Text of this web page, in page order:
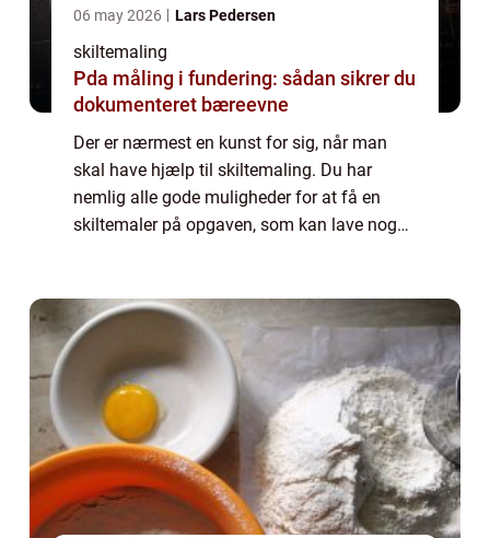
06 may 2026 Lars Pedersen
skiltemaling
Pda måling i fundering: sådan sikrer du
dokumenteret bæreevne
Der er nærmest en kunst for sig, når man
skal have hjælp til skiltemaling. Du har
nemlig alle gode muligheder for at få en
skiltemaler på opgaven, som kan lave noget